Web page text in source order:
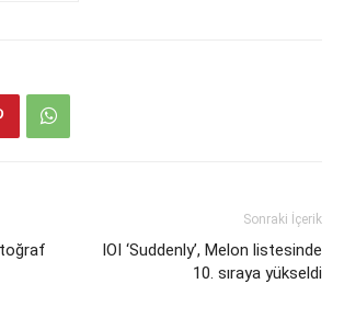
Sonraki İçerik
IOI ‘Suddenly’, Melon listesinde
10. sıraya yükseldi